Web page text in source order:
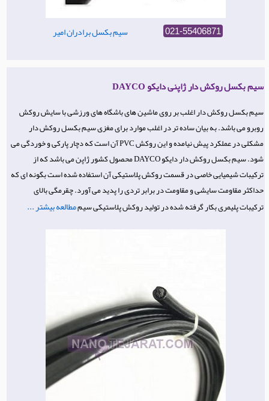
سیم بکسل برادران امیر 021-55406871
سیم بکسل روکش دار ژاپنی دایکو DAYCO
سیم بکسل روکش دار اغلب بر روی ماشین های باشگاه های ورزشی با سایش روکش
روبرو می باشد. به بیان ساده تر در اغلب موارد برای مغزی سیم بکسل روکش دار
مشکلی در عملکرد پیش نیامده و این روکش PVC آن است که دچار پارکی و خوردگی می
شود. سیم بکسل روکش دار دایکو DAYCO محصول کشور ژاپن می باشد که از
ترکیبات شیمیایی خاصی در قسمت روکش پلاستیکی آن استفاده شده است بگونه ای که
حداکثر مقاومت سایشی و مقاومت در برابر تردی را پدید می آورد. چقرمگی بالای
ترکیبات پلیمری بکار گرفته شده در تولید روکش پلاستیکی سیممطالعه بیشتر ...